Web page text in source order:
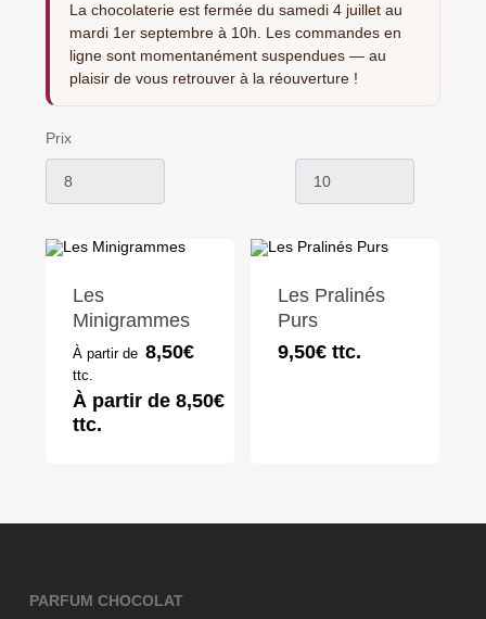
La chocolaterie est fermée du samedi 4 juillet au
mardi 1er septembre à 10h. Les commandes en
ligne sont momentanément suspendues — au
plaisir de vous retrouver à la réouverture !
Prix
Les
Minigrammes
À partir de 8,50€
ttc.
À partir de 8,50€
ttc.
Les Pralinés
Purs
9,50€ ttc.
PARFUM CHOCOLAT